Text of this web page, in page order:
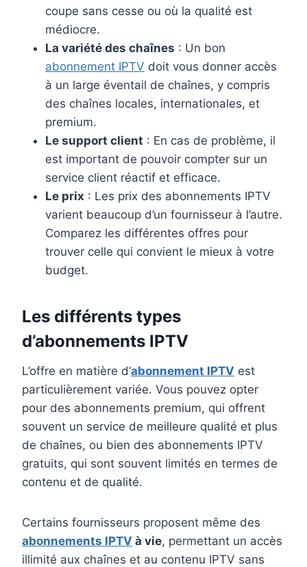
coupe sans cesse ou où la qualité est
médiocre.
La variété des chaînes : Un bon
abonnement IPTV doit vous donner accès
à un large éventail de chaînes, y compris
des chaînes locales, internationales, et
premium.
Le support client : En cas de problème, il
est important de pouvoir compter sur un
service client réactif et efficace.
Le prix : Les prix des abonnements IPTV
varient beaucoup d’un fournisseur à l’autre.
Comparez les différentes offres pour
trouver celle qui convient le mieux à votre
budget.
Les différents types
d’abonnements IPTV
L’offre en matière d’abonnement IPTV est
particulièrement variée. Vous pouvez opter
pour des abonnements premium, qui offrent
souvent un service de meilleure qualité et plus
de chaînes, ou bien des abonnements IPTV
gratuits, qui sont souvent limités en termes de
contenu et de qualité.
Certains fournisseurs proposent même des
abonnements IPTV à vie, permettant un accès
illimité aux chaînes et au contenu IPTV sans